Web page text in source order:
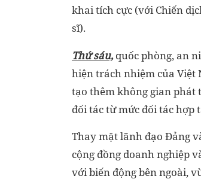
khai tích cực (với Chiến
sĩ).
Thứ sáu,quốc phòng, an
hiện trách nhiệm của Việt
tạo thêm không gian phát
đối tác từ mức đối tác hợp
Thay mặt lãnh đạo Đảng
cộng đồng doanh nghiệp
với biến động bên ngoài,